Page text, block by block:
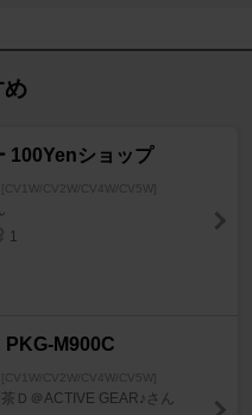
め
100Yenショップ
[CV1W/CV2W/CV4W/CV5W]
1
PKG-M900C
[CV1W/CV2W/CV4W/CV5W]
Ｄ＠ACTIVE GEAR♪さん